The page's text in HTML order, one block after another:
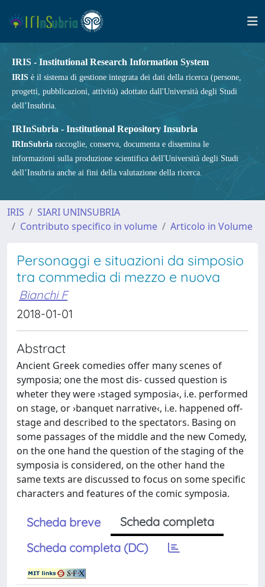
IRIS - Institutional Research Information System
IRIS è il sistema di gestione integrata dei dati della ricerca (persone,
progetti, pubblicazioni, attività) adottato dall'Università degli Studi
dell’Insubria.
IRInSubria - Institutional Repository Insubria
IRInSubria raccoglie, conserva, documenta e dissemina le
informazioni sulla produzione scientifica dell'Università degli Studi
dell’Insubria anche ai fini della valutazione della ricerca.
IRIS
SIARI UNINSUBRIA
Contributo specifico in volume
Articolo in Volume
Personaggi e situazioni da simposio
tra commedia di mezzo e nuova
Bianchi F
2018-01-01
Abstract
Ancient Greek comedies offer many scenes of
symposia; one the most dis- cussed question is
wheter they were ›staged symposia‹, i.e. performed
on stage, or ›banquet narrative‹, i.e. happened off-
stage and described to the spectators. Basing on
some passages of the middle and the new Comedy,
on the one hand the question of the staging of the
symposia is considered, on the other hand the
same texts are discussed to focus on some specific
characters and features of the comic symposia.
Scheda breve
Scheda completa
Scheda completa (DC)